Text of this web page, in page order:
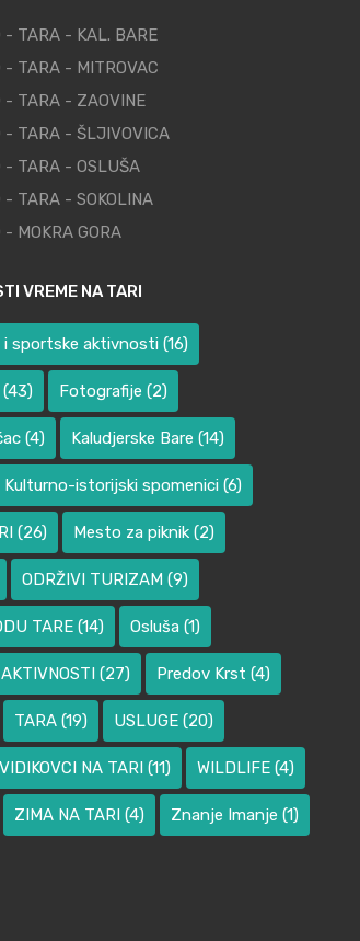
- TARA - KAL. BARE
- TARA - MITROVAC
- TARA - ZAOVINE
- TARA - ŠLJIVOVICA
- TARA - OSLUŠA
TARA - SOKOLINA
MOKRA GORA
VREME NA TARI
i sportske aktivnosti (16)
(43) Fotografije (2)
(4) Kaludjerske Bare (14)
Kulturno-istorijski spomenici (6)
(26) Mesto za piknik (2)
ODRŽIVI TURIZAM (9)
TARE (14) Osluša (1)
(27) Predov Krst (4)
TARA (19) USLUGE (20)
VIDIKOVCI NA TARI (11) WILDLIFE (4)
ZIMA NA TARI (4) Znanje Imanje (1)